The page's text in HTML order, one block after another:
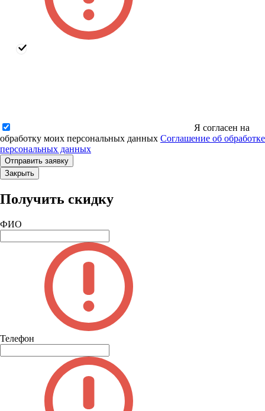
Я согласен на
обработку моих персональных данных Соглашение об обработке
персональных данных
Закрыть
Получить скидку
ФИО
Телефон